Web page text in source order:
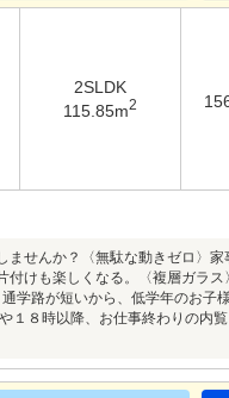
2SLDK
115.85m2
ませんか？〈無駄な動きゼロ〉
けも楽しくなる。〈複層ガラ
学路が短いから、低学年のお子
１８時以降、お仕事終わりの内